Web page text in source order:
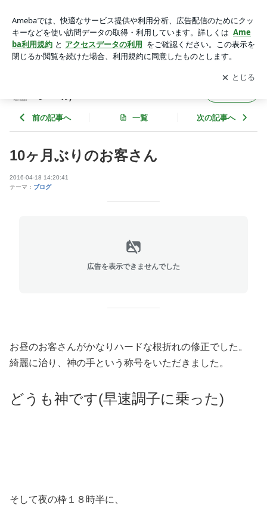
el(アンレーベル)
アプリをダウンロードして ブログの更新通知
を受け取りまし
ょう。
開く
レーベル)
前の記事へ 一覧 次の記事へ
10ヶ月ぶりのお客さん
2016-04-18 14:20:41
テーマ： ブログ
広告を表示できませんでした
お昼のお客さんがかなりハードな根折れの修正でした。
綺麗に治り、神の手という称号をいただきました。
どうも神です(早速調子に乗った)
そして夜の枠１８時半に、